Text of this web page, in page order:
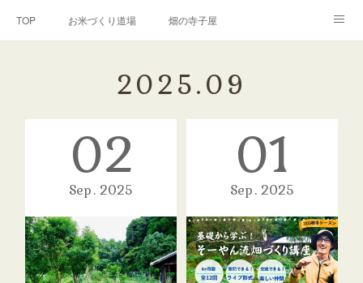
TOP お米づくり道場 畑の寺子屋
2025.09
02
Sep 2025
01
Sep 2025